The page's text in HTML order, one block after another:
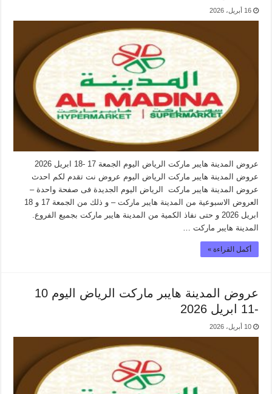
16 أبريل، 2026
عروض المدينة هايبر ماركت الرياض اليوم الجمعة 17 -18 ابريل 2026
عروض المدينة هايبر ماركت الرياض اليوم عروض نت تقدم لكم احدث
عروض المدينة هايبر ماركت الرياض اليوم الجديدة فى صفحة واحدة –
العروض الاسبوعية من المدينة هايبر ماركت – و ذلك من الجمعة 17 و 18
ابريل 2026 و حتى نفاذ الكمية من المدينة هايبر ماركت بجميع الفروع.
المدينة هايبر ماركت …
أكمل القراءة »
عروض المدينة هايبر ماركت الرياض اليوم 10
-11 ابريل 2026
10 أبريل، 2026